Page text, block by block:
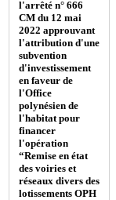
l'arrêté n° 666
CM du 12 mai
2022 approuvant
l'attribution d'une
subvention
d'investissement
en faveur de
l'Office
polynésien de
l'habitat pour
financer
l'opération
“Remise en état
des voiries et
réseaux divers des
lotissements OPH